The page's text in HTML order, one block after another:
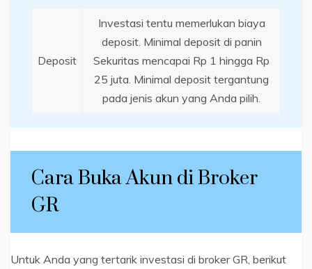
Deposit
Investasi tentu memerlukan biaya
deposit. Minimal deposit di panin
Sekuritas mencapai Rp 1 hingga Rp
25 juta. Minimal deposit tergantung
pada jenis akun yang Anda pilih.
Cara Buka Akun di Broker
GR
Untuk Anda yang tertarik investasi di broker GR, berikut